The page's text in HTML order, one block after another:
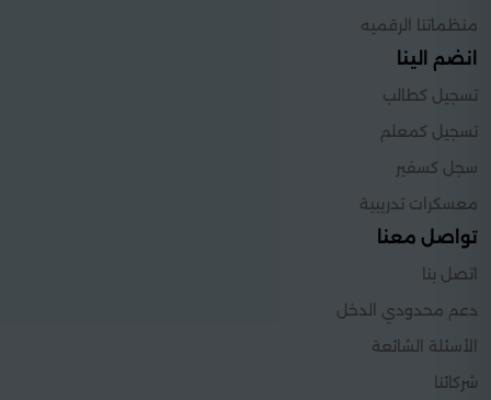
منظماتنا الرقميه
انضم الينا
تسجيل كطالب
تسجيل كمعلم
سجل كسفير
معسكرات تدريبية
تواصل معنا
اتصل بنا
دعم محدودي الدخل
الأسئلة الشائعة
شركائنا